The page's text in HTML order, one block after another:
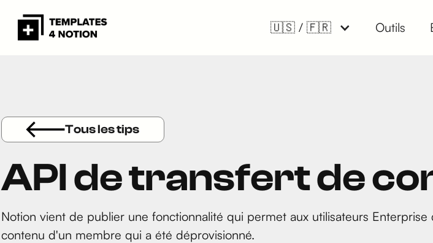
🇺🇸 / 🇫🇷 Outils
Tous les tips
API de transfert de
Notion vient de publier une fonctionnalité qui permet aux utilisateurs Enterprise
contenu d'un membre qui a été déprovisionné.